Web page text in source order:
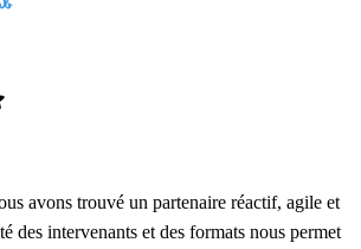
avons trouvé un partenaire réactif, agile et
des intervenants et des formats nous permet